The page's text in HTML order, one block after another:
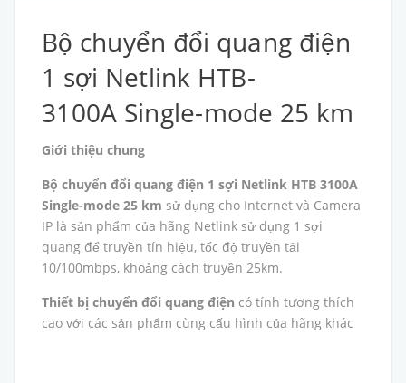
Bộ chuyển đổi quang điện
1 sợi Netlink HTB-
3100A Single-mode 25 km
Giới thiệu chung
Bộ chuyển đổi quang điện 1 sợi Netlink HTB 3100A
Single-mode 25 km sử dụng cho Internet và Camera
IP là sản phẩm của hãng Netlink sử dụng 1 sợi
quang để truyền tín hiệu, tốc độ truyền tải
10/100mbps, khoảng cách truyền 25km.
Thiết bị chuyển đổi quang điện có tính tương thích
cao với các sản phẩm cùng cấu hình của hãng khác